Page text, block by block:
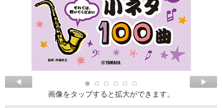
画像をタップすると拡大ができます。